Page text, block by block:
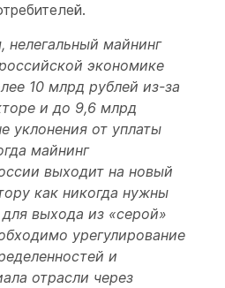
майнинг
экономике
10 млрд рублей из-за
и до 9,6 млрд
уклонения от уплаты
майнинг
выходит на новый
как никогда нужны
выхода из «серой»
урегулирование
и
отрасли через